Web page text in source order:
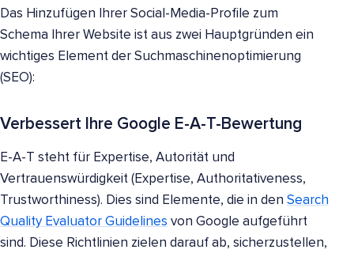
Das Hinzufügen Ihrer Social-Media-Profile zum
Schema Ihrer Website ist aus zwei Hauptgründen ein
wichtiges Element der Suchmaschinenoptimierung
(SEO):
Verbessert Ihre Google E-A-T-Bewertung
E-A-T steht für Expertise, Autorität und
Vertrauenswürdigkeit (Expertise, Authoritativeness,
Trustworthiness). Dies sind Elemente, die in den Search
Quality Evaluator Guidelines von Google aufgeführt
sind. Diese Richtlinien zielen darauf ab, sicherzustellen,